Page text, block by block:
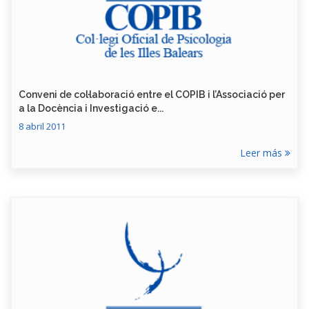
Conveni de col·laboració entre el COPIB i l’Associació per
a la Docència i Investigació e...
8 abril 2011
Leer más